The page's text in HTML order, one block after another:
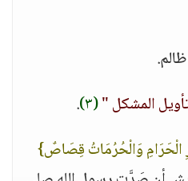
المشكل "(٣) .
الْحَرَامِ وَالْحُرُمَاتُ قِصَاصٌ}